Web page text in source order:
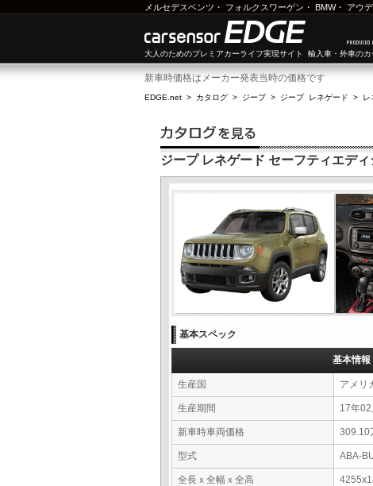
メルセデスベンツ ・ フォルクスワーゲン ・ BMW・ アウ
大人のためのプレミアカーライフ実現サイト 輸入車・外車のカ
新車時価格はメーカー発表当時の価格です
EDGE.net > カタログ > ジープ> ジープ レネゲード > レ
ジープ レネゲード セーフティエディ
基本スペック
基本情報
生産国 アメリ
生産期間 17年02
新車時車両価格 309.10
型式 ABA-
全長ｘ全幅ｘ全高